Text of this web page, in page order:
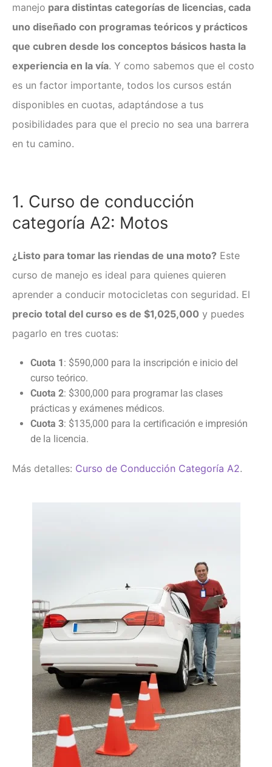
manejo para distintas categorías de licencias, cada
uno diseñado con programas teóricos y prácticos
que cubren desde los conceptos básicos hasta la
experiencia en la vía. Y como sabemos que el costo
es un factor importante, todos los cursos están
disponibles en cuotas, adaptándose a tus
posibilidades para que el precio no sea una barrera
en tu camino.
1. Curso de conducción
categoría A2: Motos
¿Listo para tomar las riendas de una moto? Este
curso de manejo es ideal para quienes quieren
aprender a conducir motocicletas con seguridad. El
precio total del curso es de $1,025,000 y puedes
pagarlo en tres cuotas:
Cuota 1: $590,000 para la inscripción e inicio del
curso teórico.
Cuota 2: $300,000 para programar las clases
prácticas y exámenes médicos.
Cuota 3: $135,000 para la certificación e impresión
de la licencia.
Más detalles: Curso de Conducción Categoría A2.